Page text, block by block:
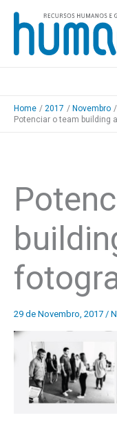
Skip
content
Home 2017 Novembro
Potenciar o team building
29 de Novembro, 2017 /